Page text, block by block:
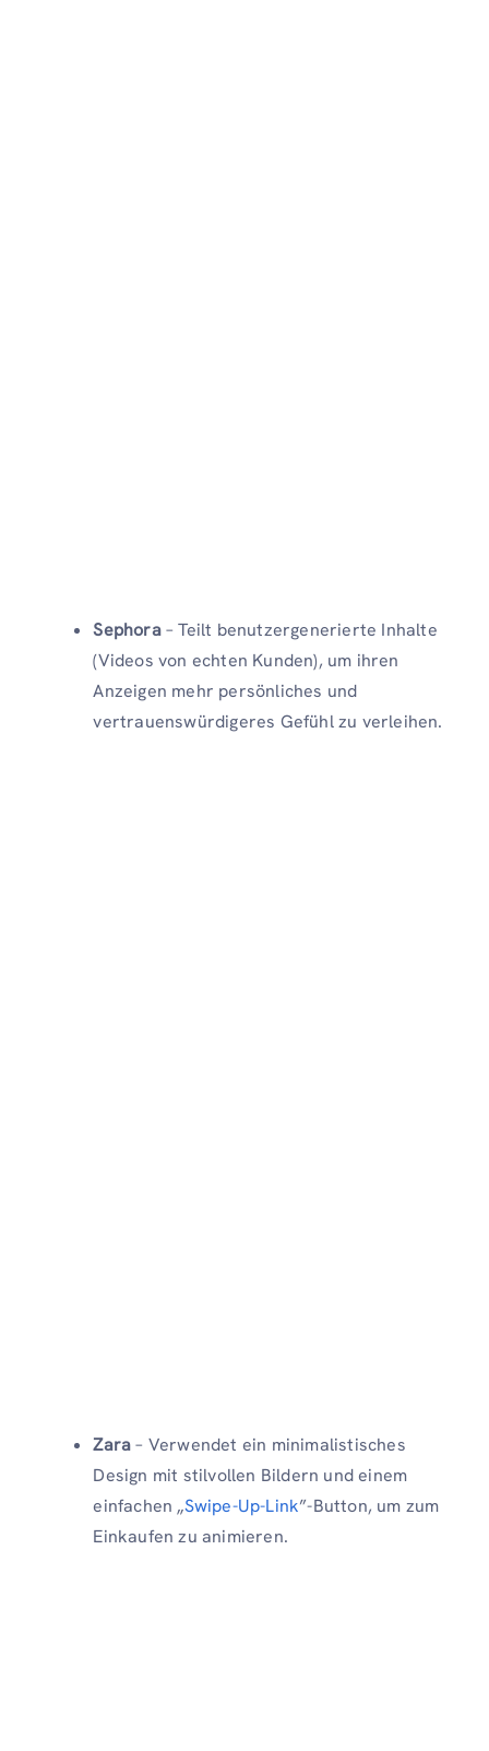
Sephora– Teilt benutzergenerierte Inhalte
(Videos von echten Kunden), um ihren
Anzeigen mehr persönliches und
vertrauenswürdigeres Gefühl zu verleihen.
Zara– Verwendet ein minimalistisches
Design mit stilvollen Bildern und einem
einfachen „Swipe-Up-Link”-Button, um zum
Einkaufen zu animieren.